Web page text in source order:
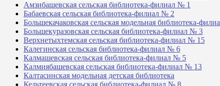
Амзибашевская сельская библиотека-филиал № 1
Бабаевская сельская библиотека-филиал № 2
Большекачаковская сельская модельная библиотека-
Большекуразовская сельская библиотека-филиал № 3
Верхнетыхтемская сельская библиотека-филиал № 15
Калегинская сельская библиотека-филиал № 6
Калмашевская сельская библиотека-филиал № 5
Калмиябашевская сельская библиотека-филиал № 13
Калтасинская модельная детская библиотека